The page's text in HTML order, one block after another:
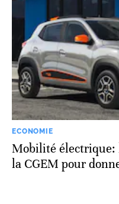
ECONOMIE
Mobilité électrique:
la CGEM pour